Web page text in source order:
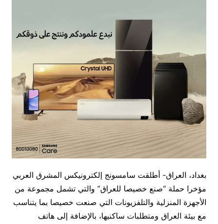
بغداد، العراق- أطلقت سامسونج إلكترونيكس المشرق العربي
مؤخرا حملة “صنع خصيصا للعراق” والتي تشمل مجموعة من
الأجهزة المنزلية والتلفزيونات التي صنعت خصيصا بما يتناسب
مع بيئة العراق ومتطلبات ساكنيها، بالإضافة إلى هاتف